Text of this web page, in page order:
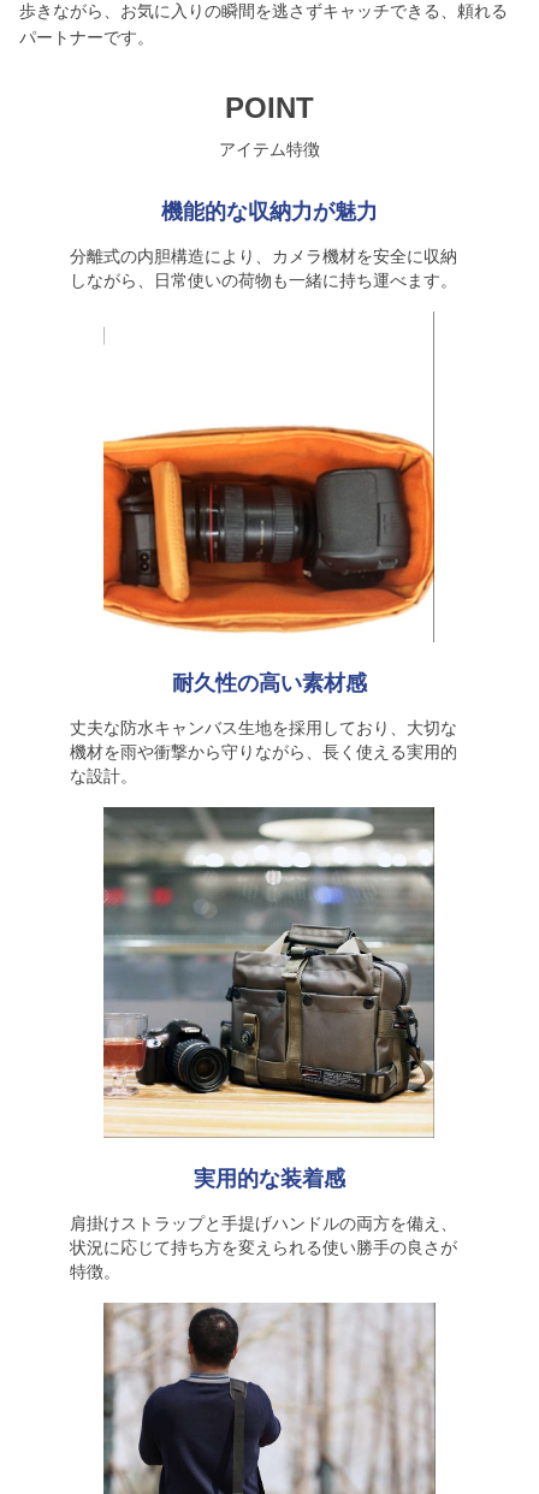
歩きながら、お気に入りの瞬間を逃さずキャッチできる、頼れる
パートナーです。
POINT
アイテム特徴
機能的な収納力が魅力
分離式の内胆構造により、カメラ機材を安全に収納
しながら、日常使いの荷物も一緒に持ち運べます。
耐久性の高い素材感
丈夫な防水キャンバス生地を採用しており、大切な
機材を雨や衝撃から守りながら、長く使える実用的
な設計。
実用的な装着感
肩掛けストラップと手提げハンドルの両方を備え、
状況に応じて持ち方を変えられる使い勝手の良さが
特徴。